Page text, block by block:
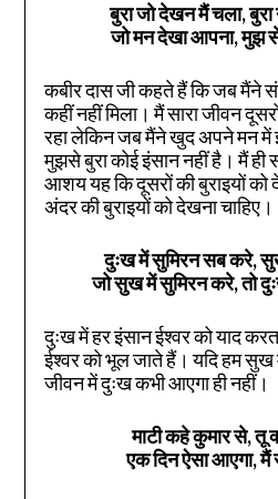
बुरा जो देखन मैं चला, बुरा
जो मन देखा आपना, मुझ
कबीर दास जी कहते हैं कि जब मैंने
कहीं नहीं मिला। मैं सारा जीवन
रहा लेकिन जब मैंने खुद अपने मन में
मुझसे बुरा कोई इंसान नहीं है। मैं ही
आशय यह कि दूसरों की बुराइयों
अंदर की बुराइयों को देखना चाहिए।
दुःख में सुमिरन सब करे,
जो सुख में सुमिरन करे, तो
दुःख में हर इंसान ईश्वर को याद
ईश्वर को भूल जाते हैं। यदि हम सुख
जीवन में दुःख कभी आएगा ही नहीं।
माटी कहे कुमार से, तू
एक दिन ऐसा आएगा, मैं